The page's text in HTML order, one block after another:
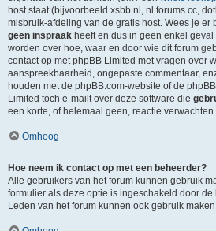
host staat (bijvoorbeeld xsbb.nl, nl.forums.cc,
misbruik-afdeling van de gratis host. Wees je er
geen inspraak heeft en dus in geen enkel
worden over hoe, waar en door wie dit forum
contact op met phpBB Limited met vragen over
aanspreekbaarheid, ongepaste commentaar,
houden met de phpBB.com-website of de
Limited toch e-mailt over deze software die
een korte, of helemaal geen, reactie verwachten.
Omhoog
Hoe neem ik contact op met een beheerder?
Alle gebruikers van het forum kunnen gebruik
formulier als deze optie is ingeschakeld door de
Leden van het forum kunnen ook gebruik maken